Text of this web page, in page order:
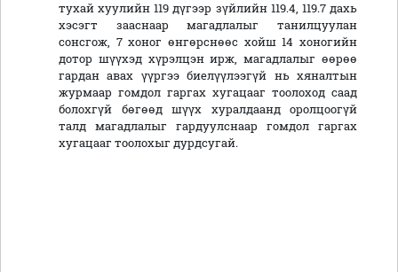
тухай хуулийн 119 дүгээр зүйлийн 119.4, 119.7 дахь
хэсэгт зааснаар магадлалыг танилцуулан
сонсгож, 7 хоног өнгөрснөөс хойш 14 хоногийн
дотор шүүхэд хүрэлцэн ирж, магадлалыг өөрөө
гардан авах үүргээ биелүүлээгүй нь хяналтын
журмаар гомдол гаргах хугацааг тоолоход саад
болохгүй бөгөөд шүүх хуралдаанд оролцоогүй
талд магадлалыг гардуулснаар гомдол гаргах
хугацааг тоолохыг дурдсугай.